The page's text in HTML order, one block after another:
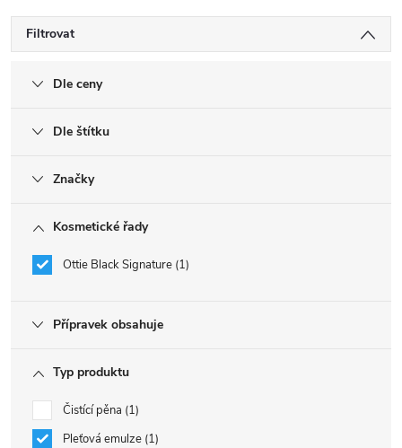
Filtrovat
Dle ceny
Dle štítku
Značky
Kosmetické řady
Ottie Black Signature 1
Přípravek obsahuje
Typ produktu
Čistící pěna 1
Pleťová emulze 1